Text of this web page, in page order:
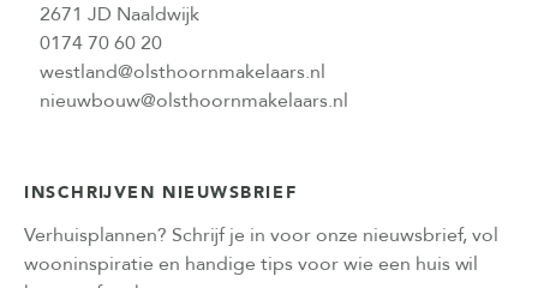
2671 JD Naaldwijk
0174 70 60 20
westland@olsthoornmakelaars.nl
nieuwbouw@olsthoornmakelaars.nl
INSCHRIJVEN NIEUWSBRIEF
Verhuisplannen? Schrijf je in voor onze nieuwsbrief, vol
wooninspiratie en handige tips voor wie een huis wil